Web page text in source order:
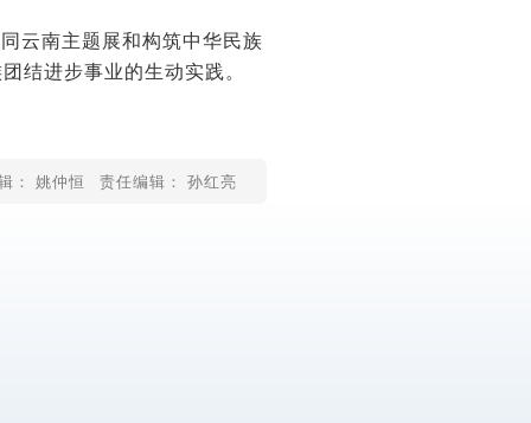
云南主题展和构筑中华民族
结进步事业的生动实践。
： 姚仲恒 责任编辑： 孙红亮